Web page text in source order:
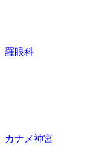
羅眼科
カナメ神宮